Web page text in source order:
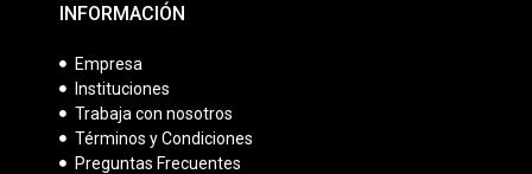
INFORMACIÓN
Empresa
Instituciones
Trabaja con nosotros
Términos y Condiciones
Preguntas Frecuentes